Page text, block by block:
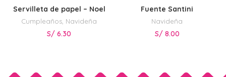
Servilleta de papel – Noel
Cumpleaños, Navideña
S/ 6.30
Fuente Santini
Navideña
S/ 8.00